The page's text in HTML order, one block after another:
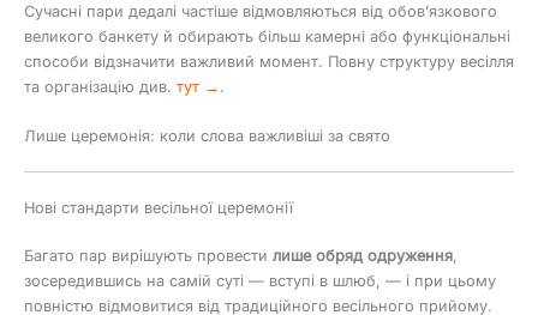
Сучасні пари дедалі частіше відмовляються від обов’язкового
великого банкету й обирають більш камерні або функціональні
способи відзначити важливий момент. Повну структуру весілля
та організацію див. тут → .
Лише церемонія: коли слова важливіші за свято
Нові стандарти весільної церемонії
Багато пар вирішують провести лише обряд одруження,
зосередившись на самій суті — вступі в шлюб, — і при цьому
повністю відмовитися від традиційного весільного прийому.